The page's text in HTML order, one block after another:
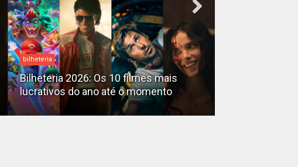
bilheteria
Bilheteria 2026: Os 10 filmes mais
lucrativos do ano até o momento